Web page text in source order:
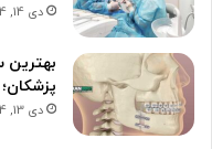
دی 14, 1404
بهترین
دی 13, 1404